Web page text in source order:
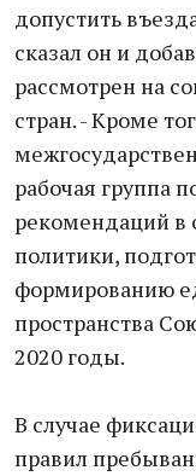
допустить
сказал он и
рассмотрен на
стран. - Кроме
рабочая группа
рекомендаций в
политики,
формированию
пространства
2020 годы.
В случае
правил